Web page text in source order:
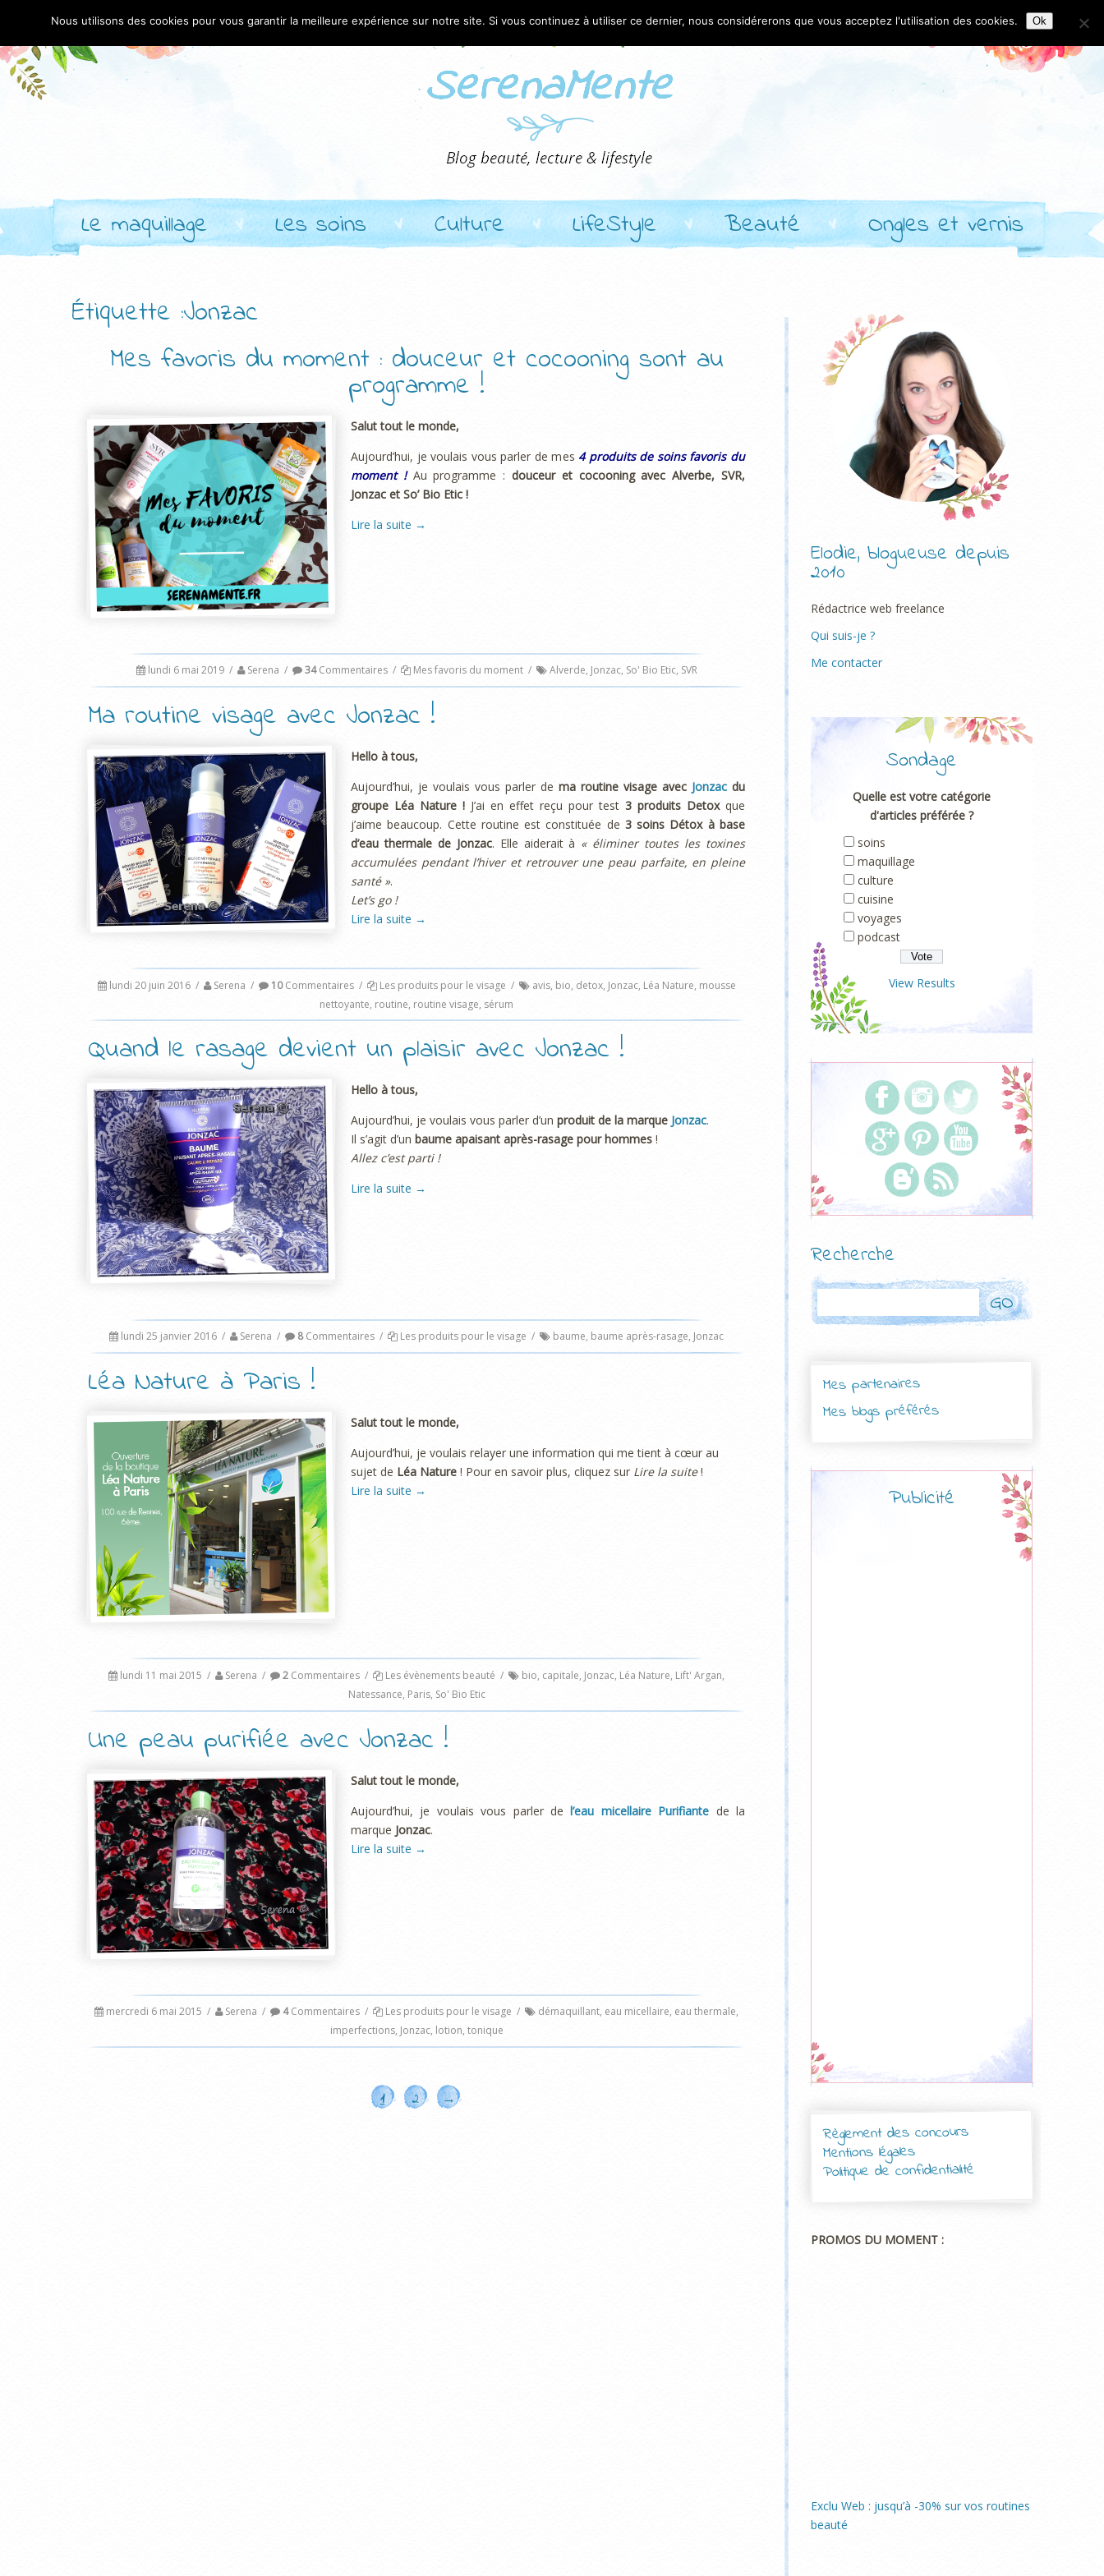
Le maquillage Les soins Culture LifeStyle Beauté Ongles et vernis
Étiquette :Jonzac
Mes favoris du moment : douceur et cocooning sont au
programme !
Salut tout le monde,
Aujourd’hui, je voulais vous parler de mes 4 produits de soins favoris du
moment !Au programme :douceur et cocooning avec Alverbe, SVR,
Jonzac et So’ Bio Etic !
Lire la suite →
lundi 6 mai 2019 / Serena / 34Commentaires / Mes favoris du moment / Alverde, Jonzac, So' Bio Etic, SVR
Ma routine visage avec Jonzac !
Hello à tous,
Aujourd’hui, je voulais vous parler de ma routine visage avec Jonzac du
groupe Léa Nature ! J’ai en effet reçu pour test 3 produits Detoxque
j’aime beaucoup. Cette routine est constituée de 3 soins Détox à base
d’eau thermale de Jonzac. Elle aiderait à « éliminer toutes les toxines
accumulées pendant l’hiver et retrouver une peau parfaite, en pleine
santé ».
Let’s go !
Lire la suite →
lundi 20 juin 2016 / Serena / 10Commentaires / Les produits pour le visage / avis, bio, detox, Jonzac, Léa Nature, mousse
nettoyante, routine, routine visage, sérum
Quand le rasage devient un plaisir avec Jonzac !
Hello à tous,
Aujourd’hui, je voulais vous parler d’un produit de la marque Jonzac.
Il s’agit d’un baume apaisant après-rasage pour hommes !
Allez c’est parti !
Lire la suite →
lundi 25 janvier 2016 / Serena / 8Commentaires / Les produits pour le visage / baume, baume après-rasage, Jonzac
Léa Nature à Paris !
Salut tout le monde,
Aujourd’hui, je voulais relayer une information qui me tient à cœur au
sujet de Léa Nature ! Pour en savoir plus, cliquez sur Lire la suite!
Lire la suite →
lundi 11 mai 2015 / Serena / 2 Commentaires / Les évènements beauté / bio, capitale, Jonzac, Léa Nature, Lift' Argan,
Natessance, Paris, So' Bio Etic
Une peau purifiée avec Jonzac !
Salut tout le monde,
Aujourd’hui, je voulais vous parler del’eau micellaire Purifiante de la
marque Jonzac.
Lire la suite →
mercredi 6 mai 2015 / Serena / 4Commentaires / Les produits pour le visage / démaquillant, eau micellaire, eau thermale,
imperfections, Jonzac, lotion, tonique
1 2 →
Elodie, blogueuse depuis
2010
Rédactrice web freelance
Qui suis-je ?
Me contacter
Sondage
Quelle est votre catégorie
d'articles préférée ?
soins
maquillage
culture
cuisine
voyages
podcast
View Results
Recherche
Mes partenaires
Mes blogs préférés
Publicité
Règlement des concours
Mentions légales
Politique de confidentialité
PROMOS DU MOMENT :
Exclu Web : jusqu’à -30% sur vos routines
beauté
Nous utilisons des cookies pour vous garantir la meilleure expérience sur notre site. Si vous continuez à utiliser ce dernier, nous considérerons que vous acceptez l'utilisation des cookies. Ok